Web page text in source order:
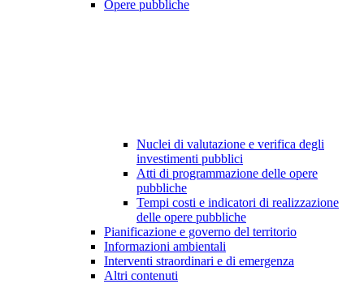
Opere pubbliche
Nuclei di valutazione e verifica degli
investimenti pubblici
Atti di programmazione delle opere
pubbliche
Tempi costi e indicatori di realizzazione
delle opere pubbliche
Pianificazione e governo del territorio
Informazioni ambientali
Interventi straordinari e di emergenza
Altri contenuti